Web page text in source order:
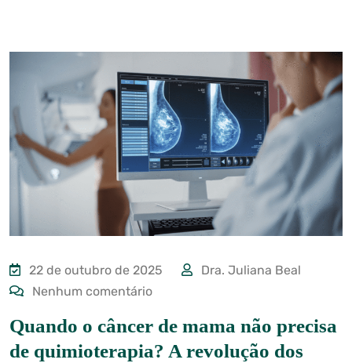
22 de outubro de 2025
Dra. Juliana Beal
Nenhum comentário
Quando o câncer de mama não precisa
de quimioterapia? A revolução dos